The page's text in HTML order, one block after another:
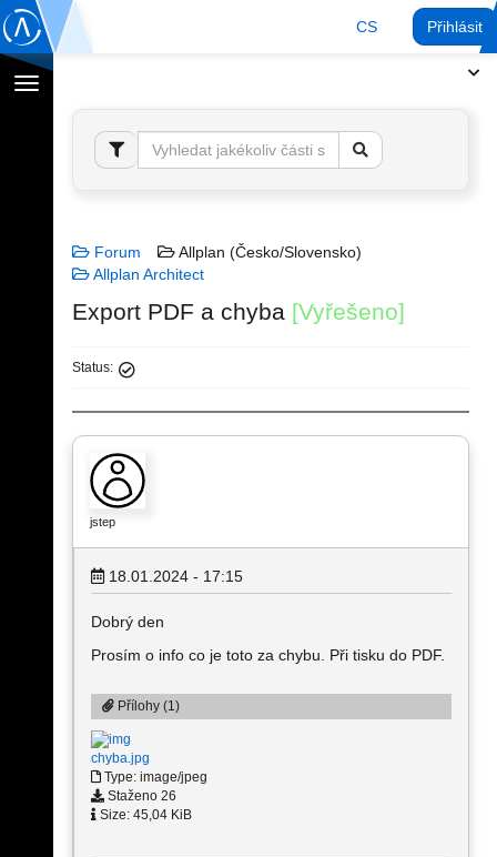
CS Přihlásit
Přepnout
navigaci
Forum
Allplan (Česko/Slovensko)
Allplan Architect
Export PDF a chyba [Vyřešeno]
Status:
jstep
18.01.2024 - 17:15
Dobrý den
Prosím o info co je toto za chybu. Při tisku do PDF.
Přílohy (1)
chyba.jpg
Type: image/jpeg
Staženo 26
Size: 45,04 KiB